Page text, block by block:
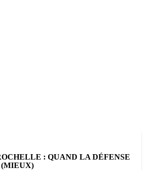
: QUAND LA DÉFENSE
(MIEUX)